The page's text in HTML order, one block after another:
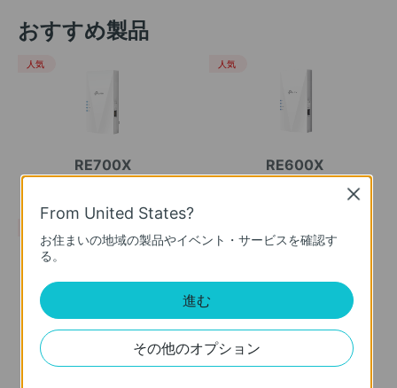
おすすめ製品
RE700X
人気
RE600X
AX1800 Wi-Fi 6中継器
人気
RE330
AC1200 メッシュWi-Fi中継器
From United States?
お住まいの地域の製品やイベント・サービスを確認す
る。
進む
その他のオプション
Close